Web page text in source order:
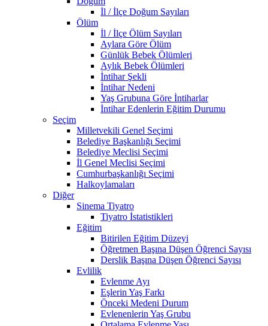
İl / İlçe Doğum Sayıları
Ölüm
İl / İlçe Ölüm Sayıları
Aylara Göre Ölüm
Günlük Bebek Ölümleri
Aylık Bebek Ölümleri
İntihar Şekli
İntihar Nedeni
Yaş Grubuna Göre İntiharlar
İntihar Edenlerin Eğitim Durumu
Seçim
Milletvekili Genel Seçimi
Belediye Başkanlığı Seçimi
Belediye Meclisi Seçimi
İl Genel Meclisi Seçimi
Cumhurbaşkanlığı Seçimi
Halkoylamaları
Diğer
Sinema Tiyatro
Tiyatro İstatistikleri
Eğitim
Bitirilen Eğitim Düzeyi
Öğretmen Başına Düşen Öğrenci Sayısı
Derslik Başına Düşen Öğrenci Sayısı
Evlilik
Evlenme Ayı
Eşlerin Yaş Farkı
Önceki Medeni Durum
Evlenenlerin Yaş Grubu